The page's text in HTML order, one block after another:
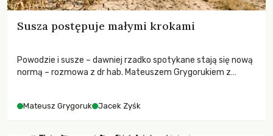
Susza postępuje małymi krokami
Powodzie i susze – dawniej rzadko spotykane stają się nową
normą – rozmowa z dr hab. Mateuszem Grygorukiem z
Mateusz Grygoruk Jacek Zyśk